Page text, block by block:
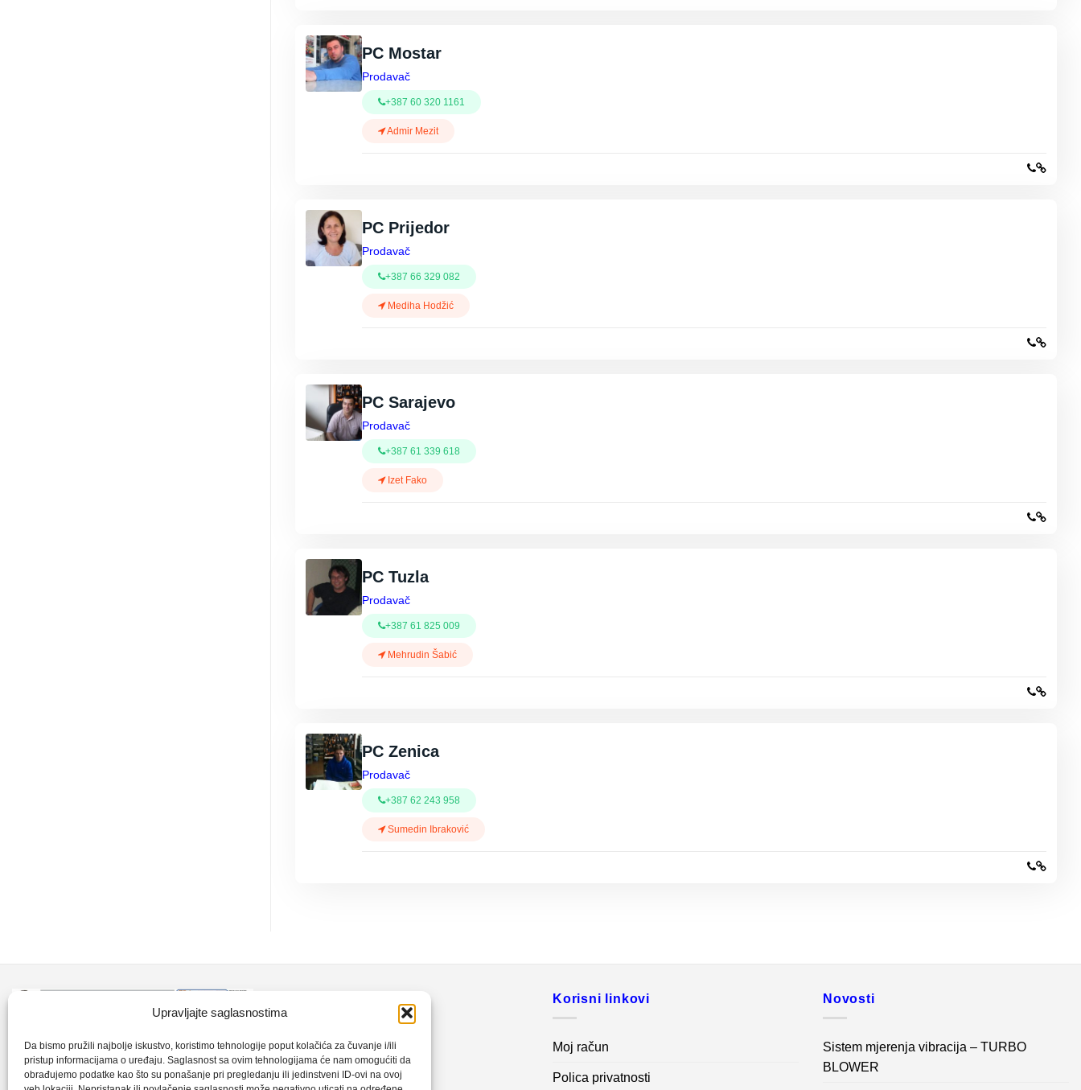
Upravljajte saglasnostima
Da bismo pružili najbolje iskustvo, koristimo tehnologije poput kolačića za čuvanje i/ili
pristup informacijama o uređaju. Saglasnost sa ovim tehnologijama će nam omogućiti da
obrađujemo podatke kao što su ponašanje pri pregledanju ili jedinstveni ID-ovi na ovoj
PC Mostar
Prodavač
+387 60 320 1161
Admir Mezit
PC Prijedor
Prodavač
+387 66 329 082
Mediha Hodžić
PC Sarajevo
Prodavač
+387 61 339 618
Izet Fako
PC Tuzla
Prodavač
+387 61 825 009
Mehrudin Šabić
PC Zenica
Prodavač
+387 62 243 958
Sumedin Ibraković
CLK-Interpromet d.o.o. posluje u sastavu
grupe SKF distributera od 1996. godine,
gdje s ponosom mozemo reci da smo
+387 35 720 560
clkm@bih.net.ba
Korisni linkovi
Moj račun
Polica privatnosti
Novosti
Sistem mjerenja vibracija – TURBO
BLOWER